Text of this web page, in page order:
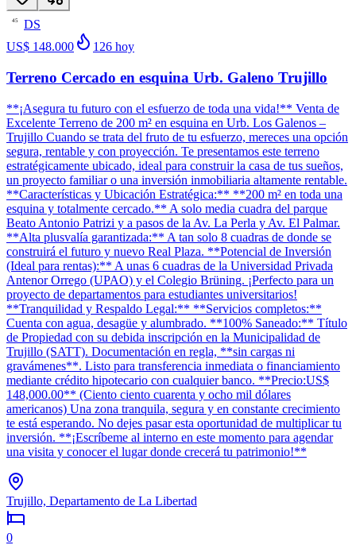
45
DS
US$ 148.000
126 hoy
Terreno Cercado en esquina Urb. Galeno Trujillo
**¡Asegura tu futuro con el esfuerzo de toda una vida!** Venta de
Excelente Terreno de 200 m² en esquina en Urb. Los Galenos –
Trujillo Cuando se trata del fruto de tu esfuerzo, mereces una opción
segura, rentable y con proyección. Te presentamos este terreno
estratégicamente ubicado, ideal para construir la casa de tus sueños,
un proyecto familiar o una inversión inmobiliaria altamente rentable.
**Características y Ubicación Estratégica:** **200 m² en toda una
esquina y totalmente cercado.** A solo media cuadra del parque
Beato Antonio Patrizi y a pasos de la Av. La Perla y Av. El Palmar.
**Alta plusvalía garantizada:** A tan solo 8 cuadras de donde se
construirá el futuro y nuevo Real Plaza. **Potencial de Inversión
(Ideal para rentas):** A unas 6 cuadras de la Universidad Privada
Antenor Orrego (UPAO) y el Colegio Brüning. ¡Perfecto para un
proyecto de departamentos para estudiantes universitarios!
**Tranquilidad y Respaldo Legal:** **Servicios completos:**
Cuenta con agua, desagüe y alumbrado. **100% Saneado:** Título
de Propiedad con su debida inscripción en la Municipalidad de
Trujillo (SATT). Documentación en regla, **sin cargas ni
gravámenes**. Listo para transferencia inmediata o financiamiento
mediante crédito hipotecario con cualquier banco. **Precio:US$
148,000.00** (Ciento ciento cuarenta y ocho mil dólares
americanos) Una zona tranquila, segura y en constante crecimiento
te está esperando. No dejes pasar esta oportunidad de multiplicar tu
inversión. **¡Escríbeme al interno en este momento para agendar
una visita y conocer el lugar donde crecerá tu patrimonio!**
Trujillo, Departamento de La Libertad
0